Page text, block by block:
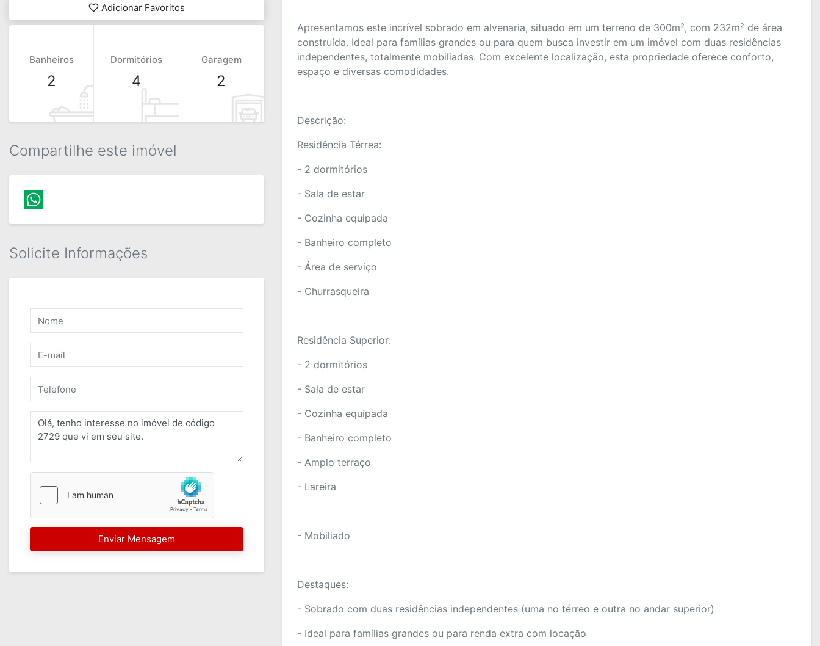
Adicionar Favoritos
Banheiros
2
Dormitórios
4
Garagem
2
Compartilhe este imóvel
Solicite Informações
Enviar Mensagem
Apresentamos este incrível sobrado em alvenaria, situado em um terreno de 300m², com 232m² de área
construída. Ideal para famílias grandes ou para quem busca investir em um imóvel com duas residências
independentes, totalmente mobiliadas. Com excelente localização, esta propriedade oferece conforto,
espaço e diversas comodidades.
Descrição:
Residência Térrea:
- 2 dormitórios
- Sala de estar
- Cozinha equipada
- Banheiro completo
- Área de serviço
- Churrasqueira
Residência Superior:
- 2 dormitórios
- Sala de estar
- Cozinha equipada
- Banheiro completo
- Amplo terraço
- Lareira
- Mobiliado
Destaques:
- Sobrado com duas residências independentes (uma no térreo e outra no andar superior)
- Ideal para famílias grandes ou para renda extra com locação